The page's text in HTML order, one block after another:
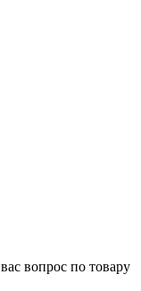
вопрос по товару